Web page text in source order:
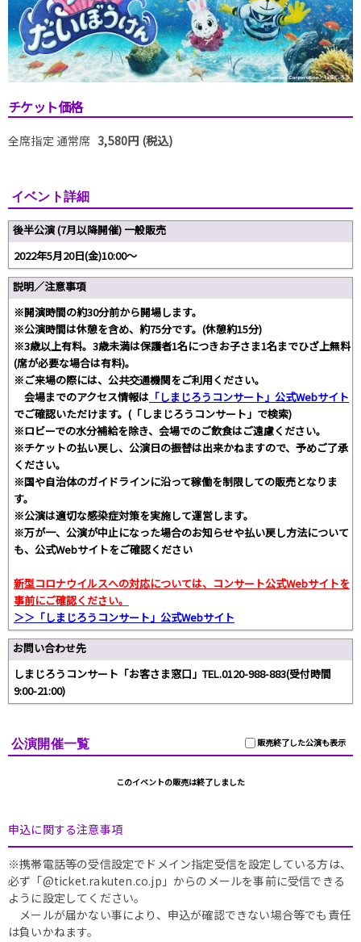
チケット価格
全席指定 通常席 3,580円 (税込)
イベント詳細
後半公演 (7月以降開催) 一般販売
2022年5月20日(金)10:00～
説明／注意事項
※開演時間の約30分前から開場します。
※公演時間は休憩を含め、約75分です。(休憩約15分)
※3歳以上有料。3歳未満は保護者1名につきお子さま1名までひざ上無料
(席が必要な場合は有料)。
※ご来場の際には、公共交通機関をご利用ください。
会場までのアクセス情報は 「しまじろうコンサート」公式Webサイト
でご確認いただけます。(「しまじろうコンサート」で検索)
※ロビーでの水分補給を除き、会場でのご飲食はご遠慮ください。
※チケットの払い戻し、公演日の振替は出来かねますので、予めご了承
ください。
※国や自治体のガイドラインに沿って稼働を制限しての販売となりま
す。
※公演は適切な感染症対策を実施して運営します。
※万が一、公演が中止になった場合のお知らせや払い戻し方法について
も、公式Webサイトをご確認ください
新型コロナウイルスへの対応については、コンサート公式Webサイトを
事前にご確認ください。
＞＞「しまじろうコンサート」公式Webサイト
お問い合わせ先
しまじろうコンサート「お客さま窓口」TEL.0120-988-883(受付時間
9:00-21:00)
販売終了した公演も表示
公演開催一覧
このイベントの販売は終了しました
申込に関する注意事項
※携帯電話等の受信設定でドメイン指定受信を設定している方は、
必ず「@ticket.rakuten.co.jp」からのメールを事前に受信できる
ように設定してください。
メールが届かない事により、申込が確認できない場合等でも責任
は負いかねます。